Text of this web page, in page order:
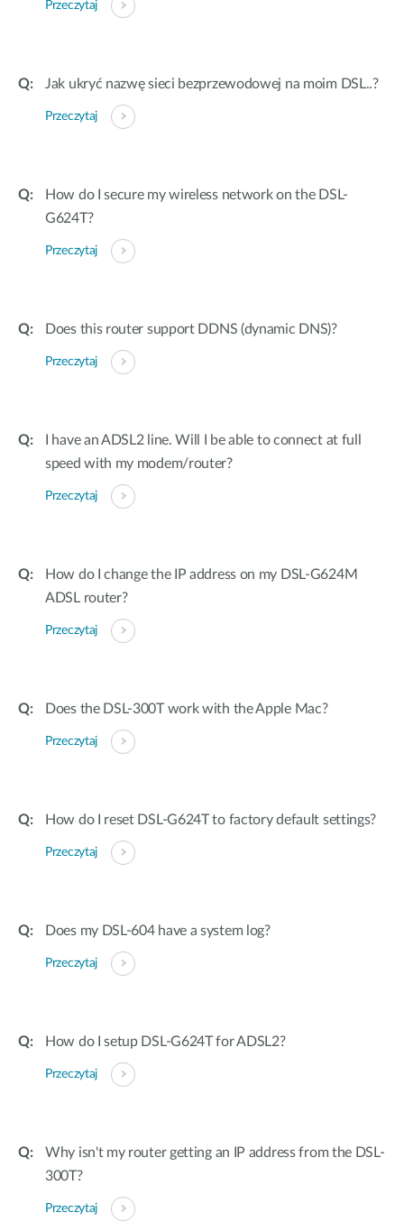
Przeczytaj
Jak ukryć nazwę sieci bezprzewodowej na moim DSL..?
Przeczytaj
How do I secure my wireless network on the DSL-
G624T?
Przeczytaj
Does this router support DDNS (dynamic DNS)?
Przeczytaj
I have an ADSL2 line. Will I be able to connect at full
speed with my modem/router?
Przeczytaj
How do I change the IP address on my DSL-G624M
ADSL router?
Przeczytaj
Does the DSL-300T work with the Apple Mac?
Przeczytaj
How do I reset DSL-G624T to factory default settings?
Przeczytaj
Does my DSL-604 have a system log?
Przeczytaj
How do I setup DSL-G624T for ADSL2?
Przeczytaj
Why isn't my router getting an IP address from the DSL-
300T?
Przeczytaj